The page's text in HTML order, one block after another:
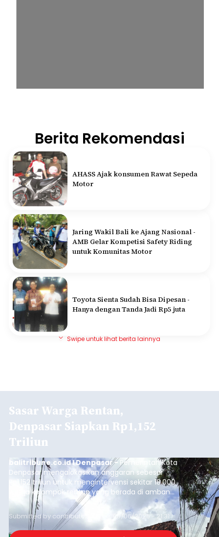
Berita Rekomendasi
AHASS Ajak konsumen Rawat Sepeda
Motor
Jaring Wakil Bali ke Ajang Nasional -
AMB Gelar Kompetisi Safety Riding
untuk Komunitas Motor
Toyota Sienta Sudah Bisa Dipesan -
Hanya dengan Tanda Jadi Rp5 juta
Swipe untuk lihat berita lainnya
Sasar Warga Rentan,
Denpasar Siapkan Rp1,152
Triliun
balitribune.co.id I Denpasar - Pemerintah Kota
Denpasar mengalokasikan anggaran sebesar
Rp1,152 triliun untuk mengintervensi sekitar 18.000
warga kelompok rentan yang berada di ambang
garis kemiskinan. Langkah strategis ini diambil
guna menjaga masyarakat yang berada pada
kelompok desil 5 dan 6 tersebut agar tidak
merosot ke kategori miskin.
Submitted by contributor Thu, 08/06/2026 - 21:31